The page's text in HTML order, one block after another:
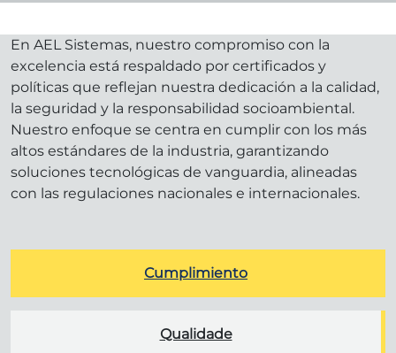
En AEL Sistemas, nuestro compromiso con la
excelencia está respaldado por certificados y
políticas que reflejan nuestra dedicación a la calidad,
la seguridad y la responsabilidad socioambiental.
Nuestro enfoque se centra en cumplir con los más
altos estándares de la industria, garantizando
soluciones tecnológicas de vanguardia, alineadas
con las regulaciones nacionales e internacionales.
Cumplimiento
Qualidade